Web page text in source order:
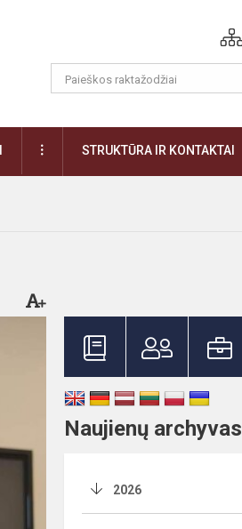
DAUGIAUSTRUKTŪRA IR KONTAKTAI
Naujienų archyvas
2026